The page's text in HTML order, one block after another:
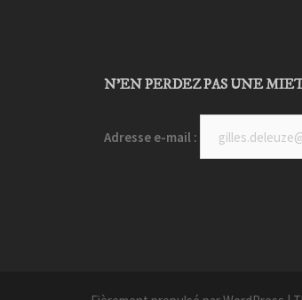
N’EN PERDEZ PAS UNE
Adresse e-mail :